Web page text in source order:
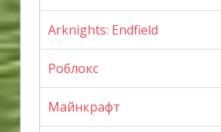
Arknights: Endfield
Роблокс
Майнкрафт